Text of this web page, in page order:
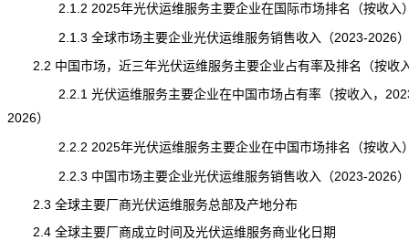
2.1.2 2025年光伏运维服务主要企业在国际市场排名（按收入
2.1.3 全球市场主要企业光伏运维服务销售收入（2023-2026）
2.2 中国市场，近三年光伏运维服务主要企业占有率及排名（按收
2.2.1 光伏运维服务主要企业在中国市场占有率（按收入，
2026）
2.2.2 2025年光伏运维服务主要企业在中国市场排名（按收入
2.2.3 中国市场主要企业光伏运维服务销售收入（2023-2026）
2.3 全球主要厂商光伏运维服务总部及产地分布
2.4 全球主要厂商成立时间及光伏运维服务商业化日期